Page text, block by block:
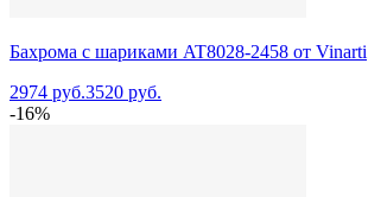
Бахрома с шариками AT8028-2458 от Vinarti
2974 руб.3520 руб.
-16%